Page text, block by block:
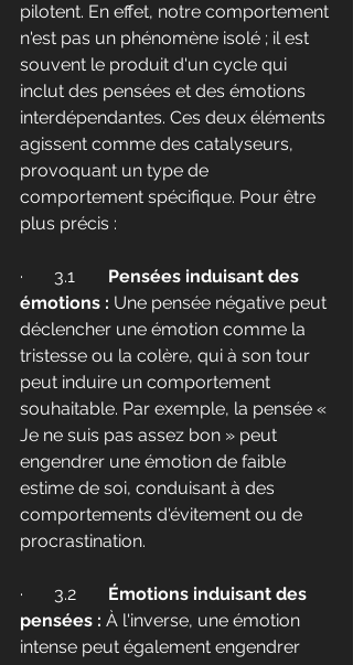
pilotent. En effet, notre comportement
n'est pas un phénomène isolé ; il est
souvent le produit d'un cycle qui
inclut des pensées et des émotions
interdépendantes. Ces deux éléments
agissent comme des catalyseurs,
provoquant un type de
comportement spécifique. Pour être
plus précis :
Pensées induisant des
émotions : Une pensée négative peut
déclencher une émotion comme la
tristesse ou la colère, qui à son tour
peut induire un comportement
souhaitable. Par exemple, la pensée «
Je ne suis pas assez bon » peut
engendrer une émotion de faible
estime de soi, conduisant à des
comportements d'évitement ou de
procrastination.
Émotions induisant des
pensées : À l'inverse, une émotion
intense peut également engendrer